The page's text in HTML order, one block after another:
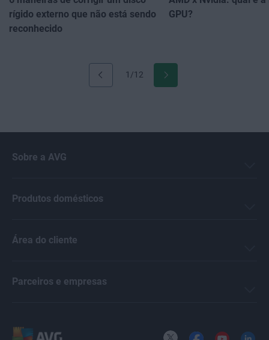
1/12
rígido externo que não está sendo
reconhecido
GPU?
Sobre a AVG
Produtos domésticos
Área do cliente
Parceiros e empresas